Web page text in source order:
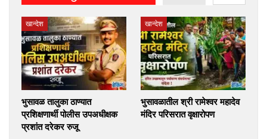
खान्देश
भुसावळ तालुका ठाण्यात
प्रशिक्षणार्थी पोलीस उपअधीक्षक
प्रशांत दरेकर रुजू
खान्देश
भुसावळातील श्री रामेश्वर महादेव
मंदिर परिसरात वृक्षारोपण